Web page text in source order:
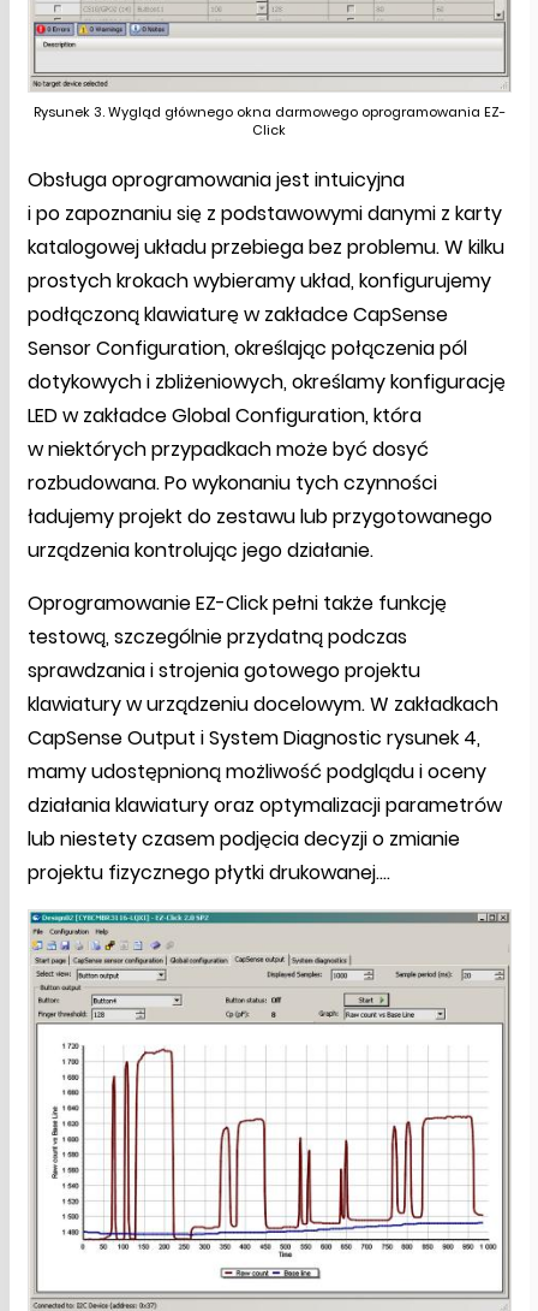
Rysunek 3. Wygląd głównego okna darmowego oprogramowania EZ-
Click
Obsługa oprogramowania jest intuicyjna
i po zapoznaniu się z podstawowymi danymi z karty
katalogowej układu przebiega bez problemu. W kilku
prostych krokach wybieramy układ, konfigurujemy
podłączoną klawiaturę w zakładce CapSense
Sensor Configuration, określając połączenia pól
dotykowych i zbliżeniowych, określamy konfigurację
LED w zakładce Global Configuration, która
w niektórych przypadkach może być dosyć
rozbudowana. Po wykonaniu tych czynności
ładujemy projekt do zestawu lub przygotowanego
urządzenia kontrolując jego działanie.
Oprogramowanie EZ-Click pełni także funkcję
testową, szczególnie przydatną podczas
sprawdzania i strojenia gotowego projektu
klawiatury w urządzeniu docelowym. W zakładkach
CapSense Output i System Diagnostic rysunek 4,
mamy udostępnioną możliwość podglądu i oceny
działania klawiatury oraz optymalizacji parametrów
lub niestety czasem podjęcia decyzji o zmianie
projektu fizycznego płytki drukowanej….